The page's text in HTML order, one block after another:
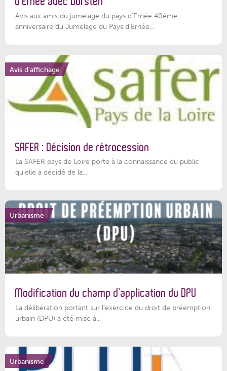
Avis aux amis du jumelage du pays d'Ernée 40ème
anniversaire du Jumelage du Pays d'Ernée...
Avis d'affichage
SAFER : Décision de rétrocession
La SAFER pays de Loire porte à la connaissance du public
qu’elle a décidé de la...
Urbanisme
Modification du champ d’application du DPU
La délibération portant sur l’exercice du droit de préemption
urbain (DPU) a été mise à...
Urbanisme